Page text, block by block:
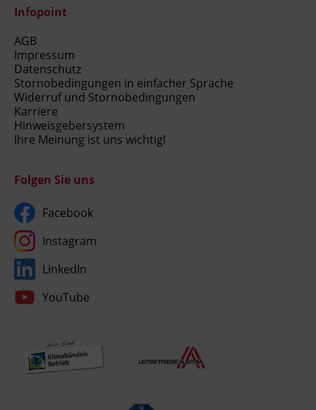
Infopoint
AGB
Impressum
Datenschutz
Stornobedingungen in einfacher Sprache
Widerruf und Stornobedingungen
Karriere
Hinweisgebersystem
Ihre Meinung ist uns wichtig!
Folgen Sie uns
Facebook
Instagram
LinkedIn
YouTube